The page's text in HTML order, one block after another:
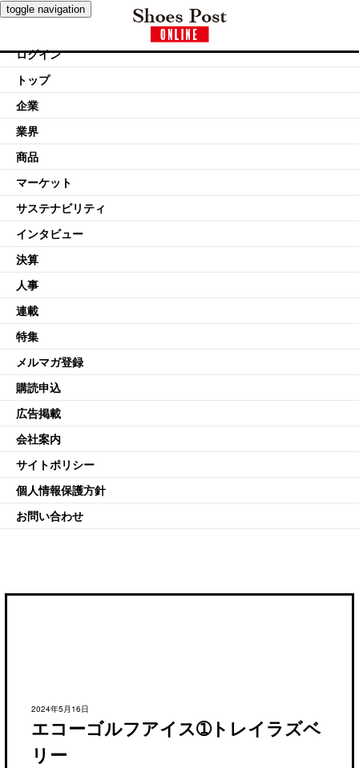
toggle navigation
ログイン
トップ
企業
業界
商品
マーケット
サステナビリティ
インタビュー
決算
人事
連載
特集
メルマガ登録
購読申込
広告掲載
会社案内
サイトポリシー
個人情報保護方針
お問い合わせ
2024年5月16日
エコーゴルフアイス➀トレイラズベ
リー